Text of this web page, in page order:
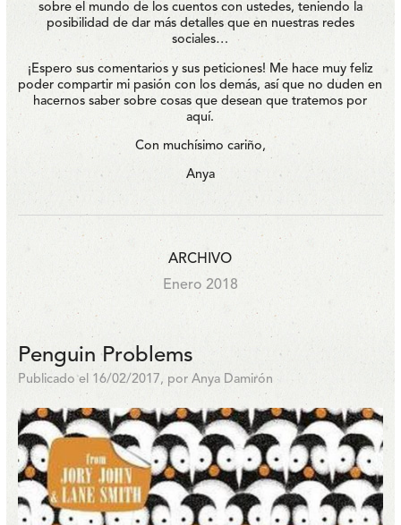
sobre el mundo de los cuentos con ustedes, teniendo la
posibilidad de dar más detalles que en nuestras redes
sociales…
¡Espero sus comentarios y sus peticiones! Me hace muy feliz
poder compartir mi pasión con los demás, así que no duden en
hacernos saber sobre cosas que desean que tratemos por
aquí.
Con muchísimo cariño,
Anya
ARCHIVO
Enero 2018
Penguin Problems
Publicado el 16/02/2017, por Anya Damirón